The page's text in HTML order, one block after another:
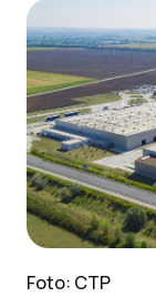
Foto: CTP